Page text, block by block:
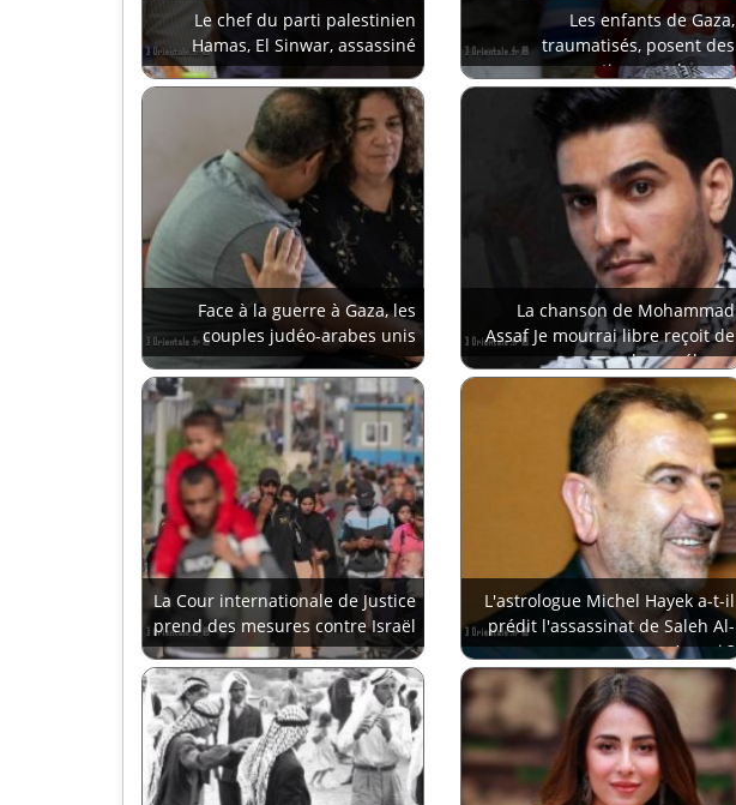
Le chef du parti palestinien
Hamas, El Sinwar, assassiné
Les enfants de Gaza,
traumatisés, posent des
questions sur la mort
Face à la guerre à Gaza, les
couples judéo-arabes unis
La chanson de Mohammad
Assaf Je mourrai libre reçoit de
nombreux éloges
La Cour internationale de Justice
prend des mesures contre Israël
L'astrologue Michel Hayek a-t-il
prédit l'assassinat de Saleh Al-
Arouri ?